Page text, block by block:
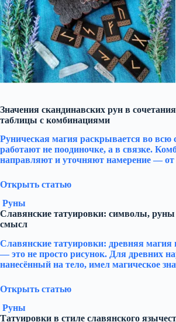
Значения скандинавских рун в
таблицы с комбинациями
Руническая магия раскрывается во всю
работают не поодиночке, а в связке.
направляют и уточняют намерение —
Открыть статью
Руны
Славянские татуировки: символы, руны
смысл
Славянские татуировки: древняя магия
— это не просто рисунок. Для древних
нанесённый на тело, имел магическое
Открыть статью
Руны
Татуировки в стиле славянского